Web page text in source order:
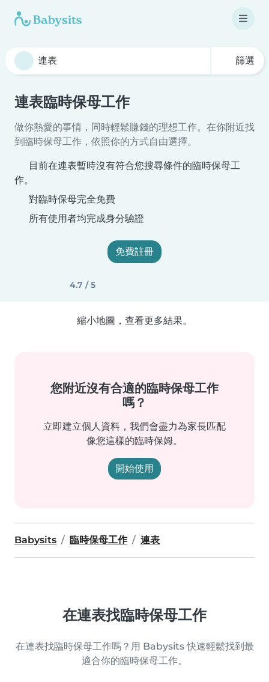
篩選
連表臨時保母工作
做你熱愛的事情，同時輕鬆賺錢的理想工作。在你附近找
到臨時保母工作，依照你的方式自由選擇。
目前在連表暫時沒有符合您搜尋條件的臨時保母工
作。
對臨時保母完全免費
所有使用者均完成身分驗證
免費註冊
4.7 / 5
縮小地圖，查看更多結果。
您附近沒有合適的臨時保母工作
嗎？
立即建立個人資料，我們會盡力為家長匹配
像您這樣的臨時保姆。
開始使用
Babysits 臨時保母工作 連表
在連表找臨時保母工作
在連表找臨時保母工作嗎？用 Babysits 快速輕鬆找到最
適合你的臨時保母工作。